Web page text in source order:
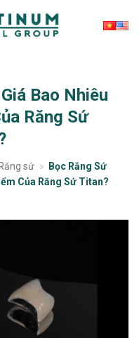
Bao Nhiêu
Răng Sứ
sứ »
Bọc Răng Sứ
Của Răng Sứ Titan?